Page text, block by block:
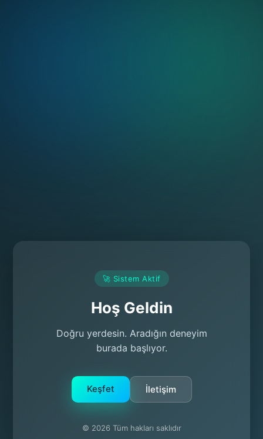
🚀 Sistem Aktif
Hoş Geldin
Doğru yerdesin. Aradığın deneyim
burada başlıyor.
Keşfet İletişim
© 2026 Tüm hakları saklıdır